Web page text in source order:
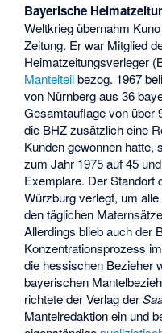
Bayerische
Weltkrieg übernahm
Zeitung. Er war Mitglied
Heimatzeitungsverleger
Mantelteilbezog. 1967
von Nürnberg aus 36
Gesamtauflage von über
die BHZ zusätzlich eine
Kunden gewonnen hatte,
zum Jahr 1975 auf 45
Exemplare. Der Standort
Würzburg verlegt, um
den täglichen
Allerdings blieb auch der
Konzentrationsprozess
die hessischen Bezieher
bayerischen
richtete der Verlag der
Mantelredaktion ein und